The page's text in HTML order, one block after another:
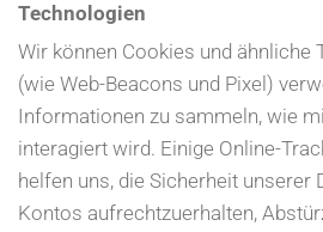
Technologien
Wir können Cookies und ähnliche
(wie Web-Beacons und Pixel)
Informationen zu sammeln, wie
interagiert wird. Einige Online-
helfen uns, die Sicherheit unserer
Kontos aufrechtzuerhalten,